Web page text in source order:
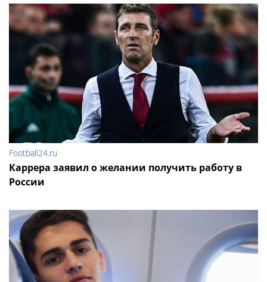
Football24.ru
Каррера заявил о желании получить работу в
России